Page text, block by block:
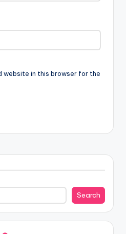
website in this browser for the
Search